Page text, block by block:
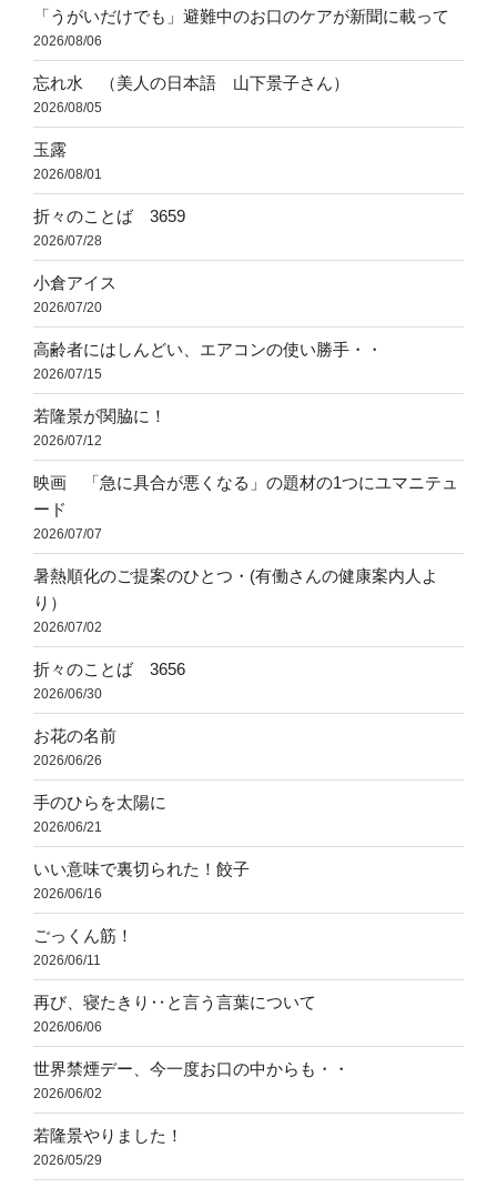
「うがいだけでも」避難中のお口のケアが新聞に載って
2026/08/06
忘れ水 （美人の日本語 山下景子さん）
2026/08/05
玉露
2026/08/01
折々のことば 3659
2026/07/28
小倉アイス
2026/07/20
高齢者にはしんどい、エアコンの使い勝手・・
2026/07/15
若隆景が関脇に！
2026/07/12
映画 「急に具合が悪くなる」の題材の1つにユマニテュ
ード
2026/07/07
暑熱順化のご提案のひとつ・(有働さんの健康案内人よ
り）
2026/07/02
折々のことば 3656
2026/06/30
お花の名前
2026/06/26
手のひらを太陽に
2026/06/21
いい意味で裏切られた！餃子
2026/06/16
ごっくん筋！
2026/06/11
再び、寝たきり‥と言う言葉について
2026/06/06
世界禁煙デー、今一度お口の中からも・・
2026/06/02
若隆景やりました！
2026/05/29